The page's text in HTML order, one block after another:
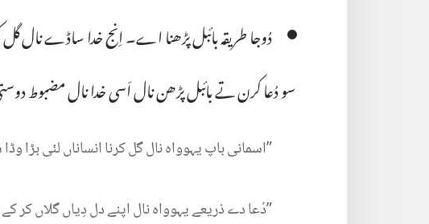
دُوجا طریقہ بائبل پڑھنا اے۔ اِنج خدا ساڈے نال
سو دُعا کرن تے بائبل پڑھن نال اَسی خدا نال مضبوط
‏”‏اسمانیباپیہوواہنالگلکرناانساناںلئیبڑاوڈا
‏”‏دُعادےذریعےیہوواہنالاپنےدلدِیاںگلاںکرکے